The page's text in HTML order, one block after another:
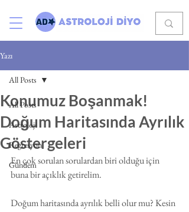
Yazı
All Posts
Astroloji
Regresyon
Gündem
All Posts
Konumuz Boşanmak!
Doğum Haritasında Ayrılık
Göstergeleri
En çok sorulan sorulardan biri olduğu için
buna bir açıklık getirelim.
Doğum haritasında ayrılık belli olur mu? Kesin